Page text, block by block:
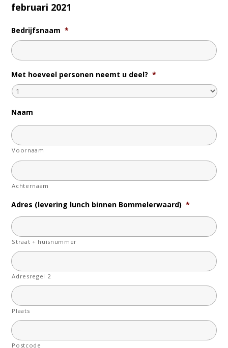
februari 2021
Bedrijfsnaam *
Met hoeveel personen neemt u deel? *
Naam
Voornaam
Achternaam
Adres (levering lunch binnen Bommelerwaard) *
Straat + huisnummer
Adresregel 2
Plaats
Postcode